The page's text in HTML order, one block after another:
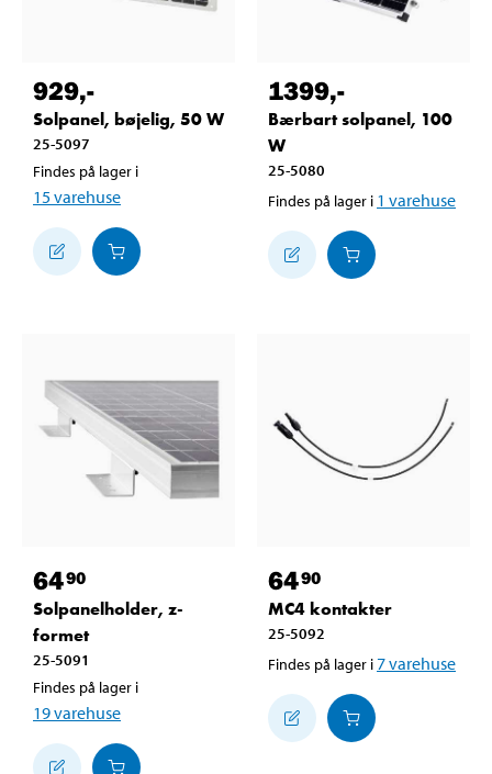
929,-
Solpanel, bøjelig, 50 W
25-5097
Findes på lager i
15varehuse
1399,-
Bærbart solpanel, 100
W
25-5080
Findes på lager i 1 varehuse
6490
Solpanelholder, z-
formet
25-5091
Findes på lager i
19varehuse
6490
MC4 kontakter
25-5092
Findes på lager i7varehuse